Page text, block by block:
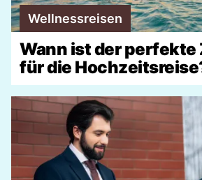
Wellnessreisen
Wann ist der
für die